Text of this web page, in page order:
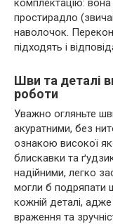
комплектацію:
простирадло
наволочок.
підходять і
Шви та деталі
роботи
Уважно огляньте
акуратними, без
ознакою високої
блискавки та
надійними, легко
могли б подряпати
кожній деталі,
враження та